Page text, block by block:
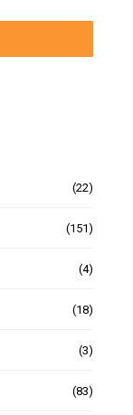
(22)
(151)
(4)
(18)
(3)
(83)